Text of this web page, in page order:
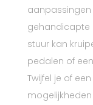
gehandicapte
stuur kan
pedalen of
Twijfel je of